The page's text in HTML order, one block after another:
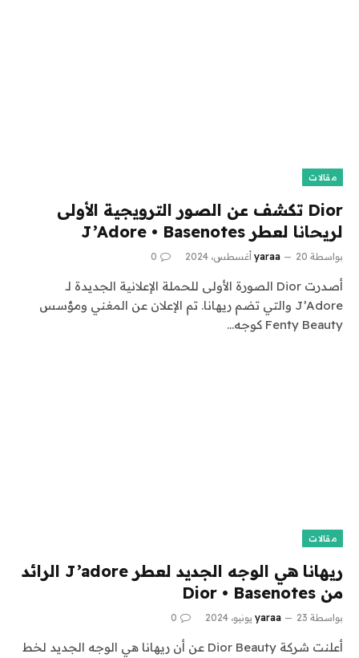
مقالات
Dior تكشف عن الصور الترويجية الأولى
لريحانا لعطر J’Adore • Basenotes
بواسطة yaraa 20 أغسطس، 2024 0
أصدرت Dior الصورة الأولى للحملة الإعلانية الجديدة لـ
J’Adore والتي تضم ريهانا. تم الإعلان عن المغني ومؤسس
Fenty Beauty كوجه…
مقالات
ريهانا هي الوجه الجديد لعطر J’adore الرائد
من Dior • Basenotes
بواسطة yaraa 23 يونيو، 2024 0
أعلنت شركة Dior Beauty عن أن ريهانا هي الوجه الجديد لخط